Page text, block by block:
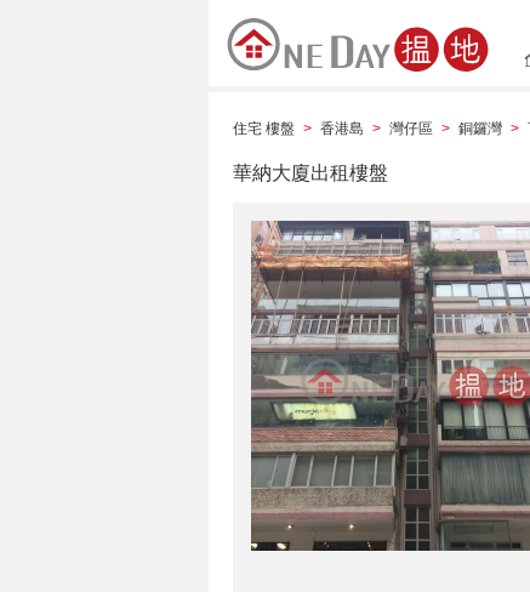
住宅 樓盤 > 香港島 > 灣仔區 > 銅鑼灣 >
華納大廈出租樓盤